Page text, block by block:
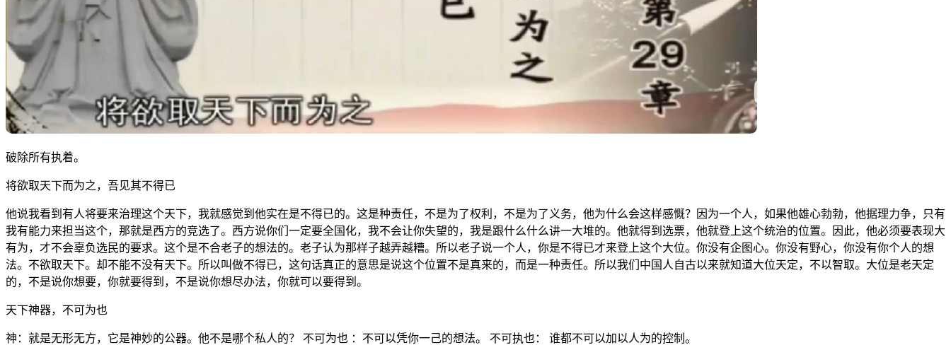
破除所有执着。
将欲取天下而为之，吾见其不得已
他说我看到有人将要来治理这个天下，我就感觉到他实在是不得已的。这是种责任，不是为了权利，不是为了义务，他为什么会这样感慨？因为一个人，如果他雄心勃勃，他据理力争，只有
我有能力来担当这个，那就是西方的竞选了。西方说你们一定要全国化，我不会让你失望的，我是跟什么什么讲一大堆的。他就得到选票，他就登上这个统治的位置。因此，他必须要表现大
有为，才不会辜负选民的要求。这个是不合老子的想法的。老子认为那样子越弄越糟。所以老子说一个人，你是不得已才来登上这个大位。你没有企图心。你没有野心，你没有你个人的想
法。不欲取天下。却不能不没有天下。所以叫做不得已，这句话真正的意思是说这个位置不是真来的，而是一种责任。所以我们中国人自古以来就知道大位天定，不以智取。大位是老天定
的，不是说你想要，你就要得到，不是说你想尽办法，你就可以要得到。
天下神器，不可为也
神：就是无形无方，它是神妙的公器。他不是哪个私人的？ 不可为也 ：不可以凭你一己的想法。 不可执也： 谁都不可以加以人为的控制。